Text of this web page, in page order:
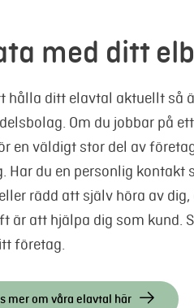
med ditt
hålla ditt elavtal aktuellt så
Om du jobbar på
en väldigt stor del av
Har du en personlig kontakt
rädd att själv höra av
är att hjälpa dig som kund.
företag.
mer om våra elavtal här